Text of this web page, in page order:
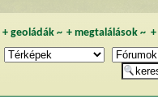
+ geoládák~ +megtalálások ~ +